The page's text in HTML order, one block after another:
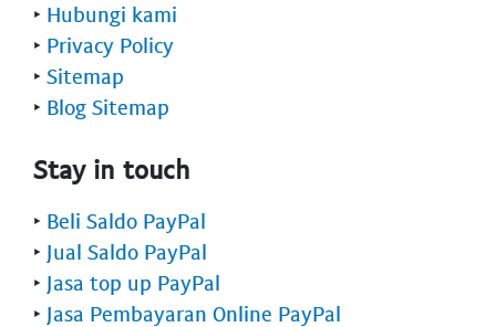
‣ Hubungi kami
‣ Privacy Policy
‣ Sitemap
‣ Blog Sitemap
Stay in touch
‣ Beli Saldo PayPal
‣ Jual Saldo PayPal
‣ Jasa top up PayPal
‣ Jasa Pembayaran Online PayPal